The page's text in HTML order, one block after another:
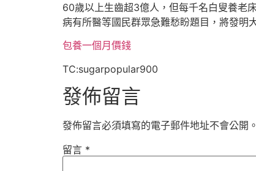
60歲以上生齒超3億人，但每千名白叟養老
病有所醫等國民群眾急難愁盼題目，將發明
包養一個月價錢
TC:sugarpopular900
發佈留言
發佈留言必須填寫的電子郵件地址不會公開。
留言 *